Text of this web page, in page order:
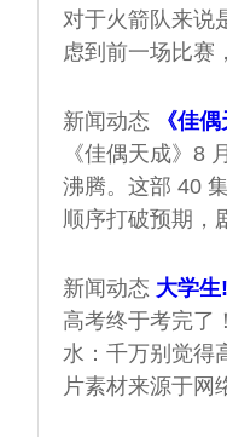
对于火箭队来说
虑到前一场比赛
新闻动态
《佳
《佳偶天成》8
沸腾。这部 40
顺序打破预期，
新闻动态 大学
高考终于考完了
水：千万别觉得
片素材来源于网